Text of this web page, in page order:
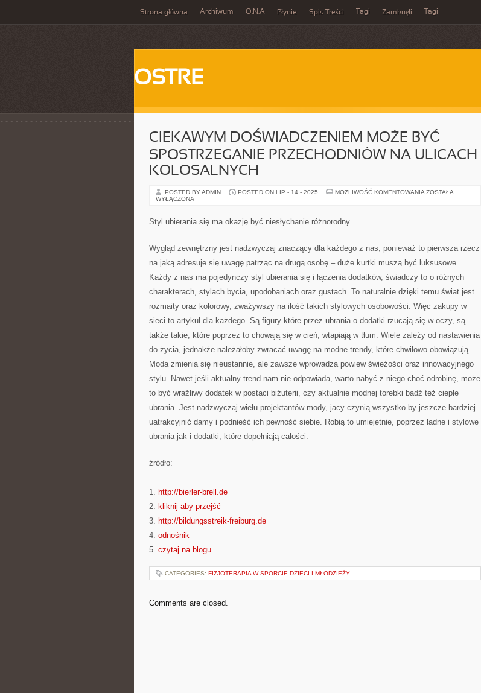
Strona główna Archiwum O.N.A Płynie Spis Treści Tagi Zamknęli Tagi
OSTRE
CIEKAWYM DOŚWIADCZENIEM MOŻE BYĆ
SPOSTRZEGANIE PRZECHODNIÓW NA ULICACH
KOLOSALNYCH
POSTED BY ADMIN POSTED ON LIP - 14 - 2025 MOŻLIWOŚĆ KOMENTOWANIA CIEKAWYM
KOLOSALNYCH
ZOSTAŁA
WYŁĄCZONA
Styl ubierania się ma okazję być niesłychanie różnorodny
Wygląd zewnętrzny jest nadzwyczaj znaczący dla każdego z nas, ponieważ to pierwsza rzecz
na jaką adresuje się uwagę patrząc na drugą osobę – duże kurtki muszą być luksusowe.
Każdy z nas ma pojedynczy styl ubierania się i łączenia dodatków, świadczy to o różnych
charakterach, stylach bycia, upodobaniach oraz gustach. To naturalnie dzięki temu świat jest
rozmaity oraz kolorowy, zważywszy na ilość takich stylowych osobowości. Więc zakupy w
sieci to artykuł dla każdego. Są figury które przez ubrania o dodatki rzucają się w oczy, są
także takie, które poprzez to chowają się w cień, wtapiają w tłum. Wiele zależy od nastawienia
do życia, jednakże należałoby zwracać uwagę na modne trendy, które chwilowo obowiązują.
Moda zmienia się nieustannie, ale zawsze wprowadza powiew świeżości oraz innowacyjnego
stylu. Nawet jeśli aktualny trend nam nie odpowiada, warto nabyć z niego choć odrobinę, może
to być wrażliwy dodatek w postaci biżuterii, czy aktualnie modnej torebki bądź też ciepłe
ubrania. Jest nadzwyczaj wielu projektantów mody, jacy czynią wszystko by jeszcze bardziej
uatrakcyjnić damy i podnieść ich pewność siebie. Robią to umiejętnie, poprzez ładne i stylowe
ubrania jak i dodatki, które dopełniają całości.
źródło:
———————————
1. http://bierler-brell.de
2. kliknij aby przejść
3. http://bildungsstreik-freiburg.de
4. odnośnik
5. czytaj na blogu
CATEGORIES: FIZJOTERAPIA W SPORCIE DZIECI I MŁODZIEŻY
Comments are closed.